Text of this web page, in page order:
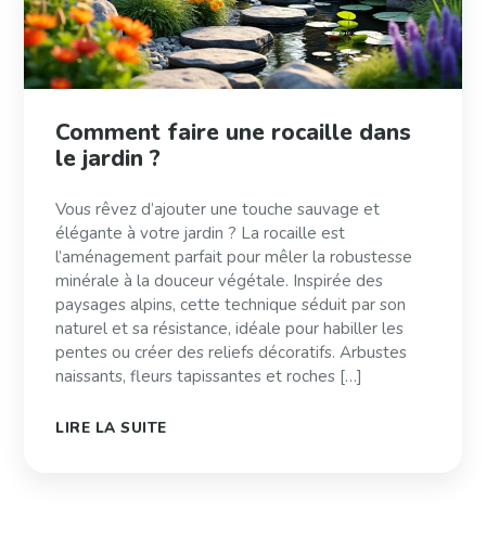
Comment faire une rocaille dans
le jardin ?
Vous rêvez d’ajouter une touche sauvage et
élégante à votre jardin ? La rocaille est
l’aménagement parfait pour mêler la robustesse
minérale à la douceur végétale. Inspirée des
paysages alpins, cette technique séduit par son
naturel et sa résistance, idéale pour habiller les
pentes ou créer des reliefs décoratifs. Arbustes
naissants, fleurs tapissantes et roches […]
LIRE LA SUITE